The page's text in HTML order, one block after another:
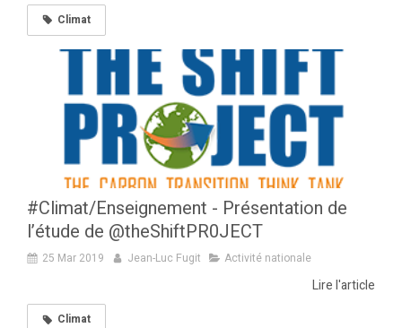
Climat
#Climat/Enseignement - Présentation de
l’étude de @theShiftPR0JECT
25 Mar 2019 Jean-Luc Fugit Activité nationale
Lire l'article
Climat